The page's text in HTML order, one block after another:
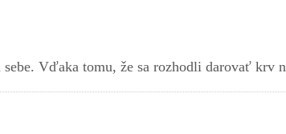
Vďaka tomu, že sa rozhodli darovať krv